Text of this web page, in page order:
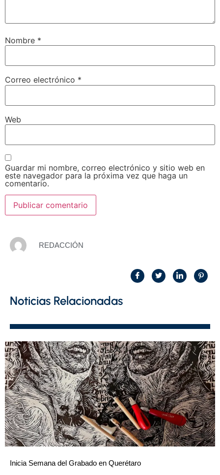
Nombre *
Correo electrónico *
Web
Guardar mi nombre, correo electrónico y sitio web en
este navegador para la próxima vez que haga un
comentario.
REDACCIÓN
Noticias Relacionadas
Inicia Semana del Grabado en Querétaro